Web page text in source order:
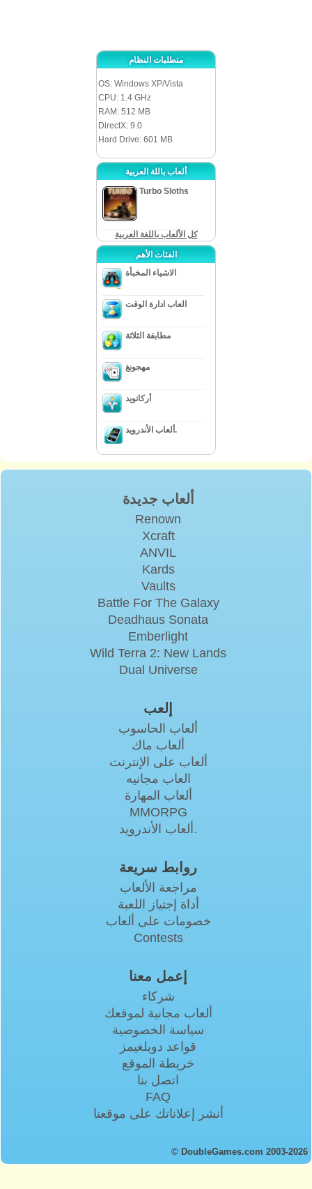
متطلبات النظام
OS: Windows XP/Vista
CPU: 1.4 GHz
RAM: 512 MB
DirectX: 9.0
Hard Drive: 601 MB
ألعاب باللة العربية
Turbo Sloths
كل الألعاب باللغة العربية
الفئات الأهم
الاشياء المخبأة
العاب ادارة الوقت
مطابقة الثلاثة
مهجونغ
أركانويد
ألعاب الأندرويد.
ألعاب جديدة
Renown
Xcraft
ANVIL
Kards
Vaults
Battle For The Galaxy
Deadhaus Sonata
Emberlight
Wild Terra 2: New Lands
Dual Universe
إلعب
ألعاب الحاسوب
ألعاب ماك
ألعاب على الإنترنت
العاب مجانيه
ألعاب المهارة
MMORPG
ألعاب الأندرويد.
روابط سريعة
مراجعة الألعاب
أداة إجتياز اللعبة
خصومات على ألعاب
Contests
إعمل معنا
شركاء
ألعاب مجانية لموقعك
سياسة الخصوصية
قواعد دوبلغيمز
خريطة الموقع
اتصل بنا
FAQ
أنشر إعلاناتك على موقعنا
© DoubleGames.com 2003-2026